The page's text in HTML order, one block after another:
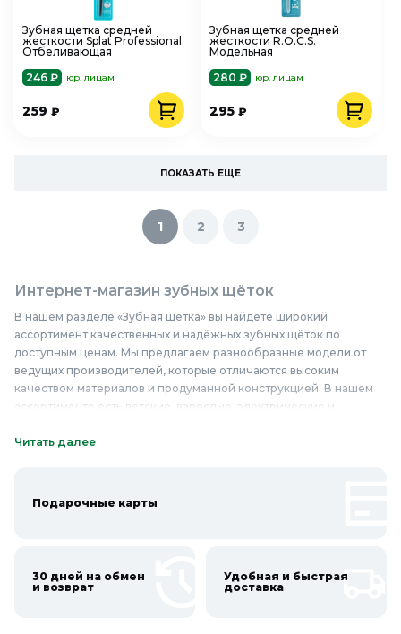
Зубная щетка средней
жесткости Splat Professional
Отбеливающая
246 ₽
юр. лицам
259 ₽
Зубная щетка средней
жесткости R.O.C.S.
Модельная
280 ₽
юр. лицам
295₽
ПОКАЗАТЬ ЕЩЕ
1 2 3
Интернет-магазин зубных щёток
В нашем разделе «Зубная щётка» вы найдёте широкий
ассортимент качественных и надёжных зубных щёток по
доступным ценам. Мы предлагаем разнообразные модели от
ведущих производителей, которые отличаются высоким
качеством материалов и продуманной конструкцией. В нашем
ассортименте есть детские, взрослые, электрические и
из безопасных и долговечных материалов. Наши зубные щётки
зубную щётку в нашем интернет-магазине — значит выбрать
Онлайн каталог зубных щёток в Колорлон
Читать далее
Подарочные карты
30 дней на обмен
и возврат
Удобная и быстрая
доставка